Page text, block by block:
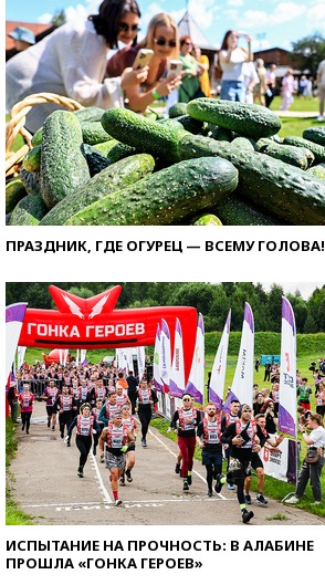
ПРАЗДНИК, ГДЕ ОГУРЕЦ — ВСЕМУ ГОЛОВА!
ИСПЫТАНИЕ НА ПРОЧНОСТЬ: В АЛАБИНЕ
ПРОШЛА «ГОНКА ГЕРОЕВ»